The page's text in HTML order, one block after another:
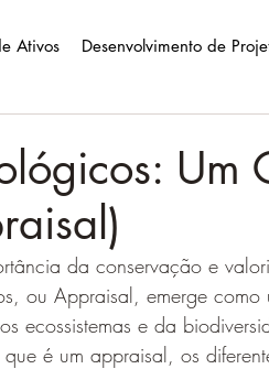
Ativos Desenvolvimento de
Um
da conservação e
ou Appraisal, emerge como
ecossistemas e da
é um appraisal, os